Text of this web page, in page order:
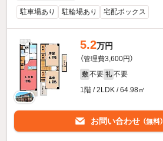
駐車場あり 駐輪場あり 宅配ボックス
5.2万円
（管理費3,600円）
敷 不要 礼 不要
1階 / 2LDK / 64.98㎡
お問い合わせ （無料）